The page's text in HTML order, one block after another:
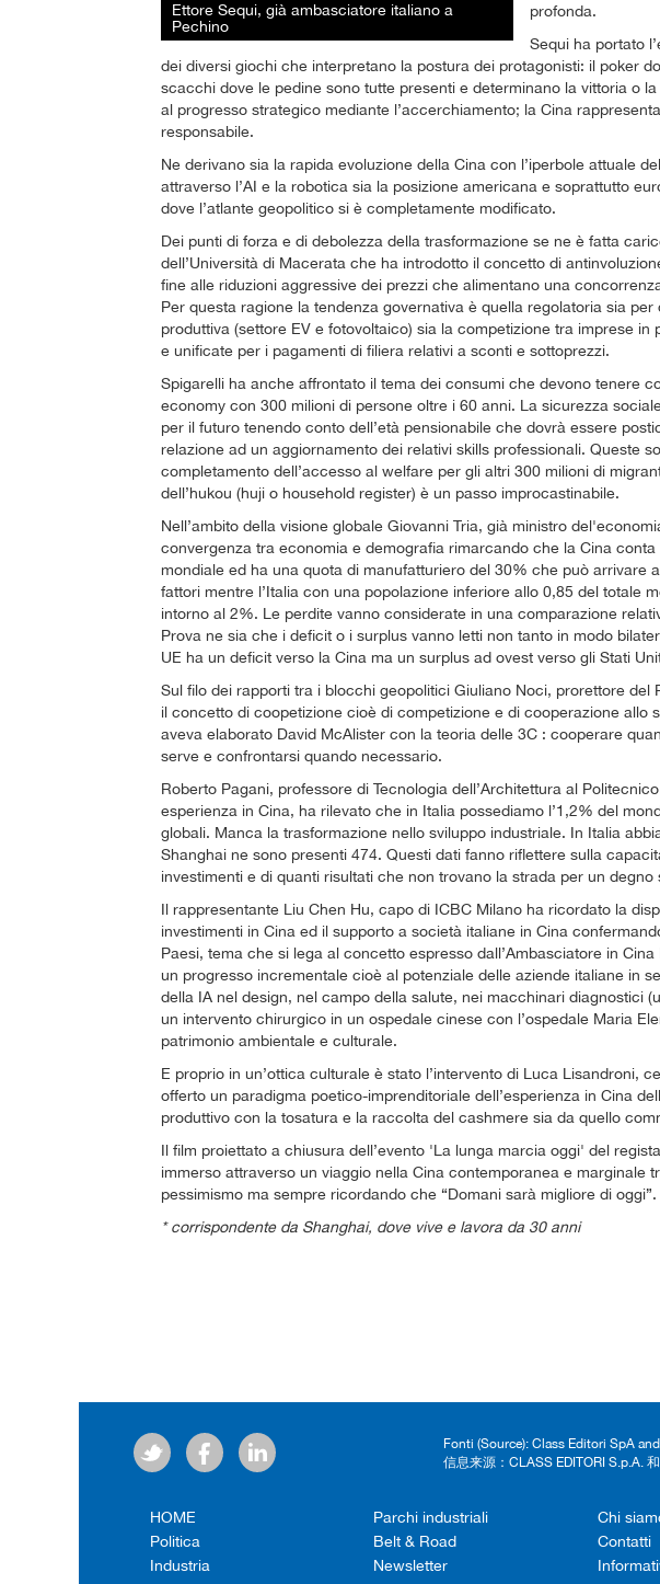
Ettore Sequi, già ambasciatore italiano a
Pechino
profonda.
Sequi ha portato
dei diversi giochi che interpretano la postura dei protagonisti: il poker
scacchi dove le pedine sono tutte presenti e determinano la vittoria o
al progresso strategico mediante l’accerchiamento; la Cina
responsabile.
Ne derivano sia la rapida evoluzione della Cina con l’iperbole attuale
attraverso l’AI e la robotica sia la posizione americana e soprattutto
dove l’atlante geopolitico si è completamente modificato.
Dei punti di forza e di debolezza della trasformazione se ne è fatta
dell’Università di Macerata che ha introdotto il concetto di
fine alle riduzioni aggressive dei prezzi che alimentano una
Per questa ragione la tendenza governativa è quella regolatoria sia
produttiva (settore EV e fotovoltaico) sia la competizione tra imprese
e unificate per i pagamenti di filiera relativi a sconti e sottoprezzi.
Spigarelli ha anche affrontato il tema dei consumi che devono tenere
economy con 300 milioni di persone oltre i 60 anni. La sicurezza
per il futuro tenendo conto dell’età pensionabile che dovrà essere
relazione ad un aggiornamento dei relativi skills professionali. Queste
completamento dell’accesso al welfare per gli altri 300 milioni di
dell’hukou (huji o household register) è un passo improcastinabile.
Nell’ambito della visione globale Giovanni Tria, già ministro
convergenza tra economia e demografia rimarcando che la Cina
mondiale ed ha una quota di manufatturiero del 30% che può arrivare
fattori mentre l’Italia con una popolazione inferiore allo 0,85 del totale
intorno al 2%. Le perdite vanno considerate in una comparazione
Prova ne sia che i deficit o i surplus vanno letti non tanto in modo
UE ha un deficit verso la Cina ma un surplus ad ovest verso gli Stati
Sul filo dei rapporti tra i blocchi geopolitici Giuliano Noci, prorettore del
il concetto di coopetizione cioè di competizione e di cooperazione allo
aveva elaborato David McAlister con la teoria delle 3C : cooperare
serve e confrontarsi quando necessario.
Roberto Pagani, professore di Tecnologia dell’Architettura al
esperienza in Cina, ha rilevato che in Italia possediamo l’1,2% del
globali. Manca la trasformazione nello sviluppo industriale. In Italia
Shanghai ne sono presenti 474. Questi dati fanno riflettere sulla
investimenti e di quanti risultati che non trovano la strada per un degno
Il rappresentante Liu Chen Hu, capo di ICBC Milano ha ricordato la
investimenti in Cina ed il supporto a società italiane in Cina
Paesi, tema che si lega al concetto espresso dall’Ambasciatore in
un progresso incrementale cioè al potenziale delle aziende italiane in
della IA nel design, nel campo della salute, nei macchinari diagnostici
un intervento chirurgico in un ospedale cinese con l’ospedale Maria
patrimonio ambientale e culturale.
E proprio in un’ottica culturale è stato l’intervento di Luca Lisandroni,
offerto un paradigma poetico-imprenditoriale dell’esperienza in Cina
produttivo con la tosatura e la raccolta del cashmere sia da quello
Il film proiettato a chiusura dell’evento 'La lunga marcia oggi' del
immerso attraverso un viaggio nella Cina contemporanea e marginale
pessimismo ma sempre ricordando che “Domani sarà migliore di
* corrispondente da Shanghai, dove vive e lavora da 30 anni
Fonti (Source): Class Editori SpA
信息来源：CLASS EDITORI S.p.A.
HOME
Politica
Industria
Parchi industriali
Belt & Road
Newsletter
Chi
Contatti